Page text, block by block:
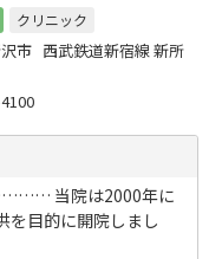
クリニック
市 西武鉄道新宿線 新所
当院は2000年に
を目的に開院しまし